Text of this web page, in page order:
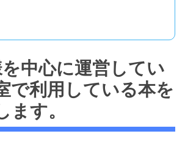
中心に運営してい
で利用している本を
ます。